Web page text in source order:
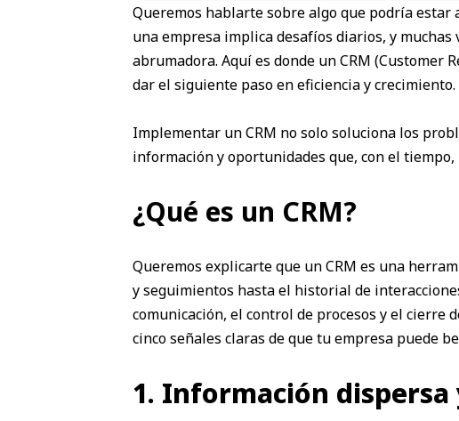
Queremos hablarte sobre algo que podría estar
una empresa implica desafíos diarios, y
abrumadora. Aquí es donde un CRM
dar el siguiente paso en eficiencia y crecimiento.
Implementar un CRM no solo soluciona los
información y oportunidades que, con el
¿Qué es un CRM?
Queremos explicarte que un CRM es una
y seguimientos hasta el historial de
comunicación, el control de procesos y el cierre
cinco señales claras de que tu empresa puede
1. Información